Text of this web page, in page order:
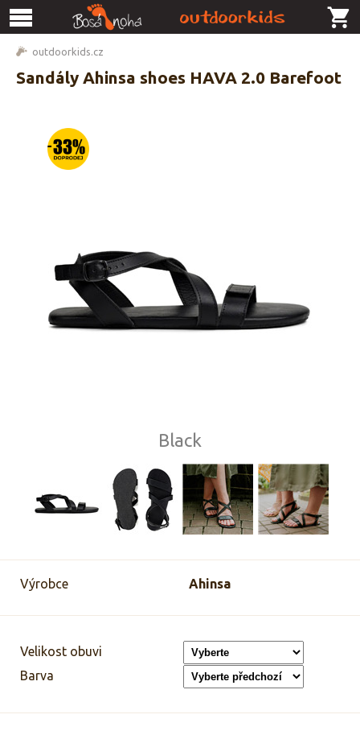
outdoorkids.cz
Sandály Ahinsa shoes HAVA 2.0 Barefoot
Black
Výrobce Ahinsa
Velikost obuvi
Barva